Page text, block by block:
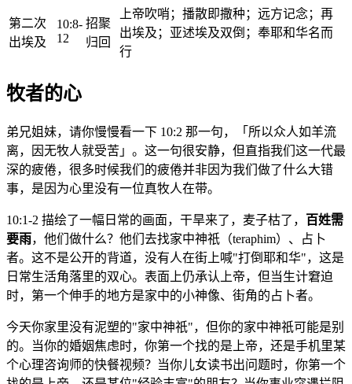
第二次
出埃及
10:8-
12
招聚
归回
上帝吹哨；播散即撒种；远方记念；再
出埃及；亚述埃及双倒；奉耶和华名而
行
牧者的心
弟兄姐妹，请你慢慢看一下 10:2 那一句，「所以众人如羊流
离，因无牧人就受苦」。这一句很安静，但直指我们这一代最
深的疲倦，很多时候我们的疲倦并非因为我们做了什么大错
事，是因为心里没有一位真牧人在带。
10:1-2 描绘了一幅日常的画面，干旱来了，麦子枯了， 百姓需
要雨，他们做什么？他们去找家中神祇（teraphim）、占卜
者。这不是公开的背道，没有人在街上喊"打倒耶和华"，这是
日常生活角落里的双心。表面上仍承认上帝，但当生计窘迫
时，第一个伸手的地方是家中的小神像、街角的占卜者。
今天你家里没有泥塑的"家中神祇"，但你的家中神祇可能是别
的。当你的婚姻焦虑时，你第一个找的是上帝，还是手机里某
个心理咨询师的快餐视频？当你儿女读书出问题时，你第一个